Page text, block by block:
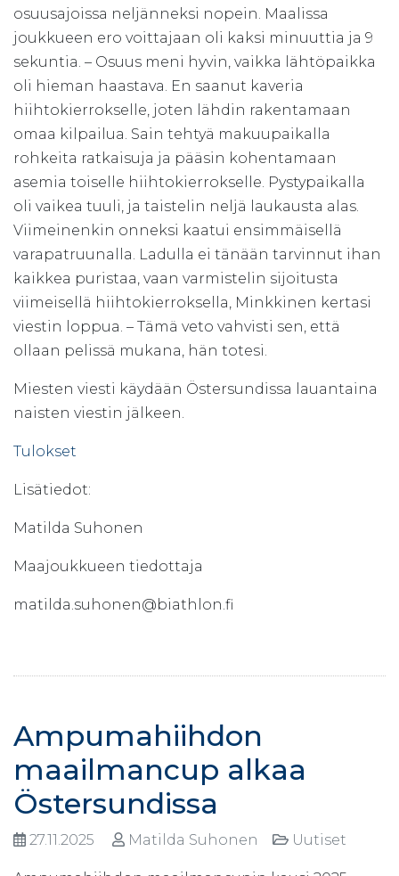
osuusajoissa neljänneksi nopein. Maalissa
joukkueen ero voittajaan oli kaksi minuuttia ja 9
sekuntia. – Osuus meni hyvin, vaikka lähtöpaikka
oli hieman haastava. En saanut kaveria
hiihtokierrokselle, joten lähdin rakentamaan
omaa kilpailua. Sain tehtyä makuupaikalla
rohkeita ratkaisuja ja pääsin kohentamaan
asemia toiselle hiihtokierrokselle. Pystypaikalla
oli vaikea tuuli, ja taistelin neljä laukausta alas.
Viimeinenkin onneksi kaatui ensimmäisellä
varapatruunalla. Ladulla ei tänään tarvinnut ihan
kaikkea puristaa, vaan varmistelin sijoitusta
viimeisellä hiihtokierroksella, Minkkinen kertasi
viestin loppua. – Tämä veto vahvisti sen, että
ollaan pelissä mukana, hän totesi.
Miesten viesti käydään Östersundissa lauantaina
naisten viestin jälkeen.
Tulokset
Lisätiedot:
Matilda Suhonen
Maajoukkueen tiedottaja
matilda.suhonen@biathlon.fi
Ampumahiihdon
maailmancup alkaa
Östersundissa
27.11.2025 Matilda Suhonen Uutiset